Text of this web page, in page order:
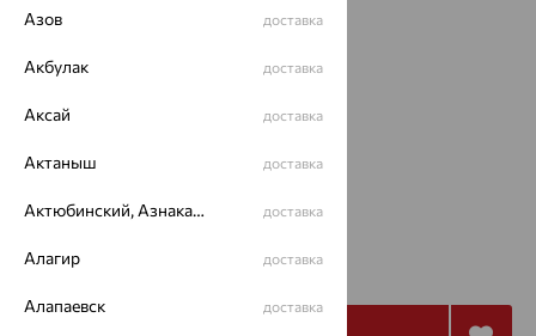
5 494
Азов доставка
Акбулак доставка
Аксай доставка
Актаныш доставка
Актюбинский, Азнакаевский район доставка
Алагир доставка
Алапаевск доставка